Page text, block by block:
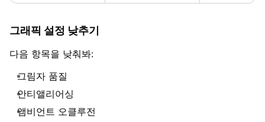
그래픽 설정 낮추기
다음 항목을 낮춰봐:
그림자 품질
안티앨리어싱
앰비언트 오클루전